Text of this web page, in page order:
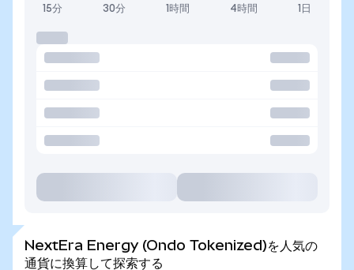
15分 30分 1時間 4時間 1日
NextEra Energy (Ondo Tokenized)を人気の
通貨に換算して探索する